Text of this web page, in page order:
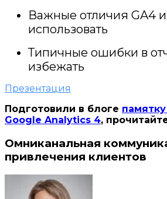
Важные отличия GA4 и
использовать
Типичные ошибки в
избежать
Презентация
Подготовили в блоге
Google Analytics 4,
Омниканальная
привлечения клиентов